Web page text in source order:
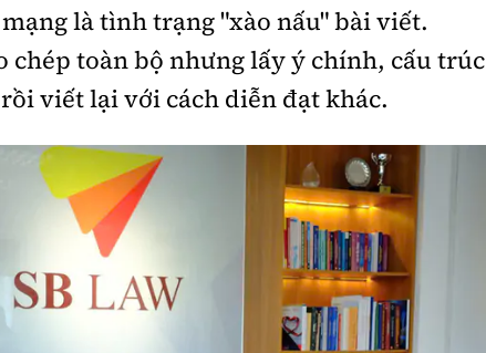
là tình trạng "xào nấu" bài viết.
chép toàn bộ nhưng lấy ý chính, cấu trúc
viết lại với cách diễn đạt khác.